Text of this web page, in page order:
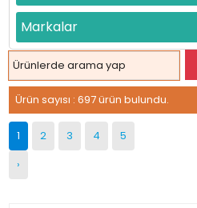
Markalar
Ürün sayısı : 697 ürün bulundu.
1
2 3 4
5
›